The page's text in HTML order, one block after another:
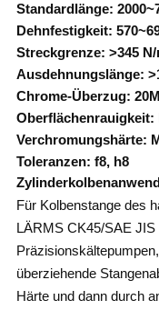
Standardlänge:
Dehnfestigkeit:
Streckgrenze: >345 N/
Ausdehnungslänge:
Chrome-Überzug:
Oberflächenrauigkeit:
Verchromungshärte:
Toleranzen: f8, h8
Für Kolbenstange des
LÄRMS CK45/SAE
überziehende
Härte und dann durch